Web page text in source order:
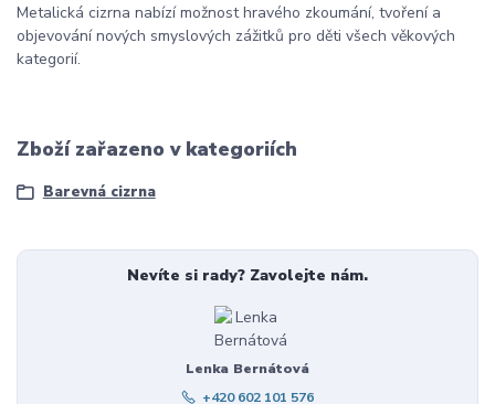
Metalická cizrna nabízí možnost hravého zkoumání, tvoření a
objevování nových smyslových zážitků pro děti všech věkových
kategorií.
Zboží zařazeno v kategoriích
Barevná cizrna
Nevíte si rady? Zavolejte nám.
Lenka Bernátová
+420 602 101 576